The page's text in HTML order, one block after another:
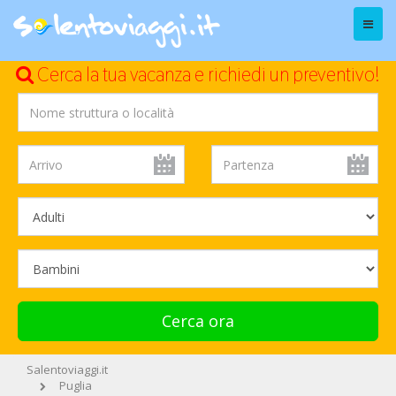
Menu
Cerca la tua vacanza e richiedi un preventivo!
Cerca ora
Salentoviaggi.it
Puglia